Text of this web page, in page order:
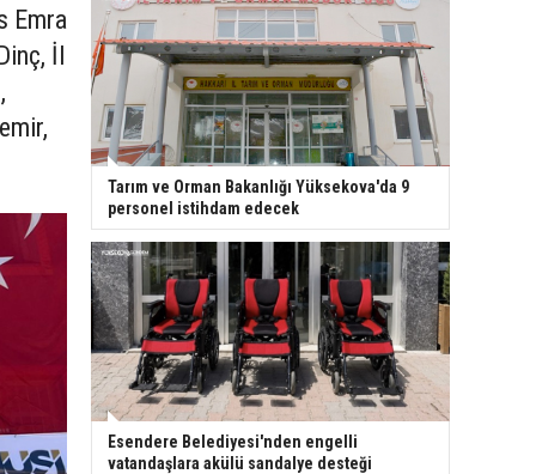
Emra
İl
Tarım ve Orman Bakanlığı Yüksekova'da 9
personel istihdam edecek
Esendere Belediyesi'nden engelli
vatandaşlara akülü sandalye desteği